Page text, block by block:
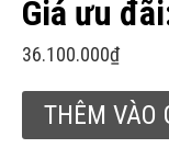
36.100.000₫
THÊM VÀO